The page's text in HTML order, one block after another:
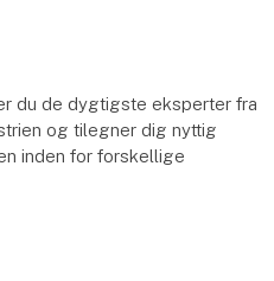
du de dygtigste eksperter fra
og tilegner dig nyttig
inden for forskellige